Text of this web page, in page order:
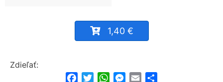
1,40 €
Zdieľať:
FacebookTwitterWhatsApp
Messenger
Email